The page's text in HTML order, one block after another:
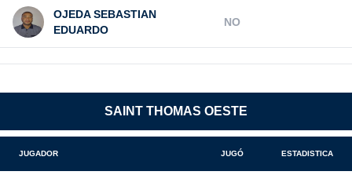
OJEDA SEBASTIAN
EDUARDO
NO
SAINT THOMAS OESTE
JUGADOR JUGÓ ESTADISTICA